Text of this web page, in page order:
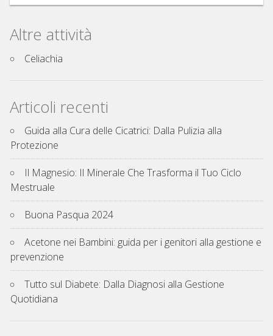
Altre attività
Celiachia
Articoli recenti
Guida alla Cura delle Cicatrici: Dalla Pulizia alla
Protezione
Il Magnesio: Il Minerale Che Trasforma il Tuo Ciclo
Mestruale
Buona Pasqua 2024
Acetone nei Bambini: guida per i genitori alla gestione e
prevenzione
Tutto sul Diabete: Dalla Diagnosi alla Gestione
Quotidiana